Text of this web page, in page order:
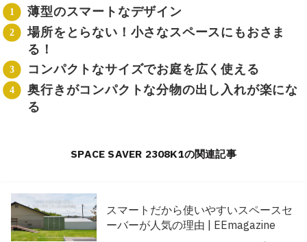
薄型のスマートなデザイン
場所をとらない！小さなスペースにもおさま
る！
コンパクトなサイズでお庭を広く使える
奥行きがコンパクトな分物の出し入れが楽にな
る
SPACE SAVER 2308K1の関連記事
スマートだから使いやすいスペースセ
ーバーが人気の理由 | EEmagazine